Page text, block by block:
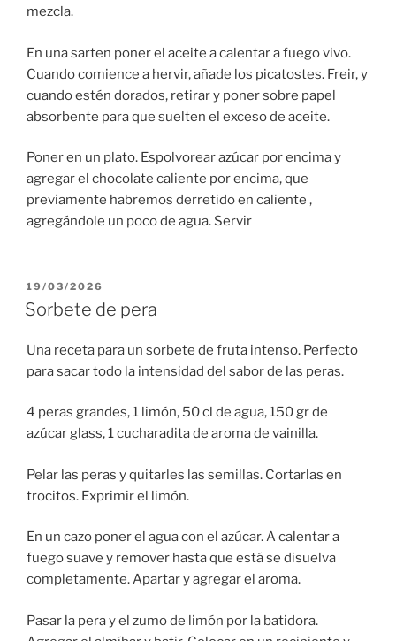
mezcla.
En una sarten poner el aceite a calentar a fuego vivo.
Cuando comience a hervir, añade los picatostes. Freir, y
cuando estén dorados, retirar y poner sobre papel
absorbente para que suelten el exceso de aceite.
Poner en un plato. Espolvorear azúcar por encima y
agregar el chocolate caliente por encima, que
previamente habremos derretido en caliente ,
agregándole un poco de agua. Servir
PUBLICADO
EL
19/03/2026
Sorbete de pera
Una receta para un sorbete de fruta intenso. Perfecto
para sacar todo la intensidad del sabor de las peras.
4 peras grandes, 1 limón, 50 cl de agua, 150 gr de
azúcar glass, 1 cucharadita de aroma de vainilla.
Pelar las peras y quitarles las semillas. Cortarlas en
trocitos. Exprimir el limón.
En un cazo poner el agua con el azúcar. A calentar a
fuego suave y remover hasta que está se disuelva
completamente. Apartar y agregar el aroma.
Pasar la pera y el zumo de limón por la batidora.